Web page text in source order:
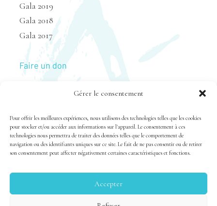
Gérer le consentement
Pour offrir les meilleures expériences, nous utilisons des technologies telles que les cookies
pour stocker et/ou accéder aux informations sur l'appareil. Le consentement à ces
technologies nous permettra de traiter des données telles que le comportement de
navigation ou des identifiants uniques sur ce site. Le fait de ne pas consentir ou de retirer
son consentement peut affecter négativement certaines caractéristiques et fonctions.
Accepter
Gala 2019
Gala 2018
Gala 2017
Faire un don
Tous droits réservés 1983-2020 FSAL /